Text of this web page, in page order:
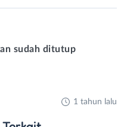
sudah ditutup
1 tahun lalu